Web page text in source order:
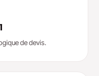
de devis.